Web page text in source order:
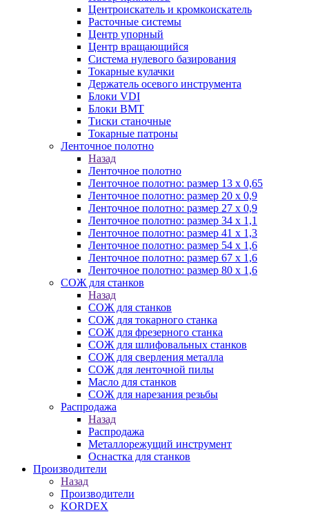
Центроискатель и кромкоискатель
Расточные системы
Центр упорный
Центр вращающийся
Система нулевого базирования
Токарные кулачки
Держатель осевого инструмента
Блоки VDI
Блоки BMT
Тиски станочные
Токарные патроны
Ленточное полотно
Назад
Ленточное полотно
Ленточное полотно: размер 13 х 0,65
Ленточное полотно: размер 20 х 0,9
Ленточное полотно: размер 27 х 0,9
Ленточное полотно: размер 34 х 1,1
Ленточное полотно: размер 41 х 1,3
Ленточное полотно: размер 54 х 1,6
Ленточное полотно: размер 67 х 1,6
Ленточное полотно: размер 80 х 1,6
СОЖ для станков
Назад
СОЖ для станков
СОЖ для токарного станка
СОЖ для фрезерного станка
СОЖ для шлифовальных станков
СОЖ для сверления металла
СОЖ для ленточной пилы
Масло для станков
СОЖ для нарезания резьбы
Распродажа
Назад
Распродажа
Металлорежущий инструмент
Оснастка для станков
Производители
Назад
Производители
KORDEX